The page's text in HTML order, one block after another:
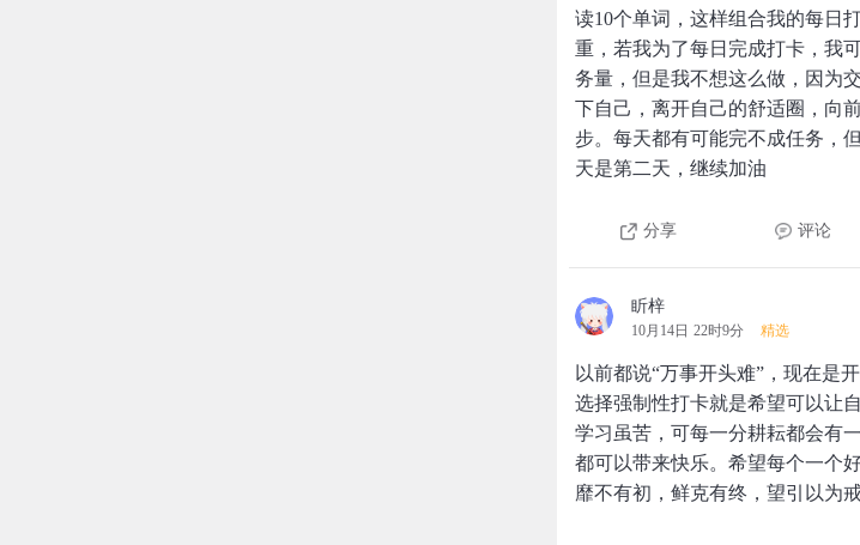
读10个单词，这样组合我的每日
重，若我为了每日完成打卡，我
务量，但是我不想这么做，因为
下自己，离开自己的舒适圈，向
步。每天都有可能完不成任务，
天是第二天，继续加油
分享 评论
盺梓
10月14日 22时9分 精选
以前都说“万事开头难”，现在是
选择强制性打卡就是希望可以让
学习虽苦，可每一分耕耘都会有
都可以带来快乐。希望每个一个
靡不有初，鲜克有终，望引以为戒